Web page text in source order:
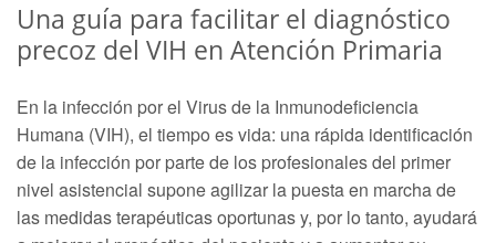
Una guía para facilitar el diagnóstico
precoz del VIH en Atención Primaria
En la infección por el Virus de la Inmunodeficiencia
Humana (VIH), el tiempo es vida: una rápida identificación
de la infección por parte de los profesionales del primer
nivel asistencial supone agilizar la puesta en marcha de
las medidas terapéuticas oportunas y, por lo tanto, ayudará